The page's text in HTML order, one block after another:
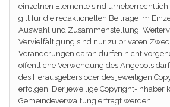
einzelnen Elemente sind urheberrechtlich
gilt für die redaktionellen Beiträge im
Auswahl und Zusammenstellung.
Vervielfältigung sind nur zu privaten
Veränderungen daran dürfen nicht
öffentliche Verwendung des Angebots
des Herausgebers oder des jeweiligen
erfolgen. Der jeweilige Copyright-Inhaber
Gemeindeverwaltung erfragt werden.